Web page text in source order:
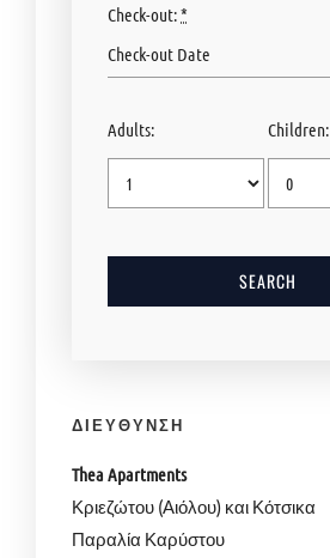
Check-out:*
Adults: Children:
ΔΙΕΥΘΥΝΣΗ
Thea Apartments
Κριεζώτου (Αιόλου) και Κότσικα
Παραλία Καρύστου